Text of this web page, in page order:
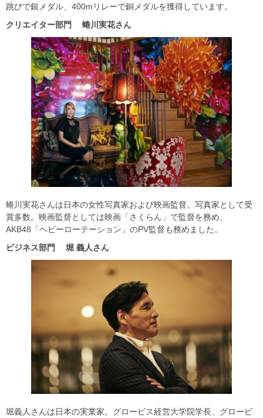
跳びで銀メダル、400mリレーで銅メダルを獲得しています。
クリエイター部門 蜷川実花さん
蜷川実花さんは日本の女性写真家および映画監督。写真家として受
賞多数。映画監督としては映画「さくらん」で監督を務め、
AKB48「ヘビーローテーション」のPV監督も務めました。
ビジネス部門 堀 義人さん
堀義人さんは日本の実業家。グロービス経営大学院学長、グロービ